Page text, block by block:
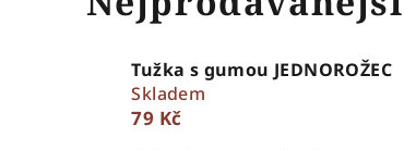
Tužka s gumou JEDNOROŽEC
Skladem
79 Kč